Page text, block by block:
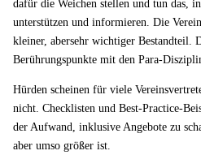
dafür die Weichen stellen und tun das,
unterstützen und informieren. Die
kleiner, abersehr wichtiger Bestandteil.
Berührungspunkte mit den Para-
Hürden scheinen für viele
nicht. Checklisten und Best-Practice-
der Aufwand, inklusive Angebote zu
aber umso größer ist.